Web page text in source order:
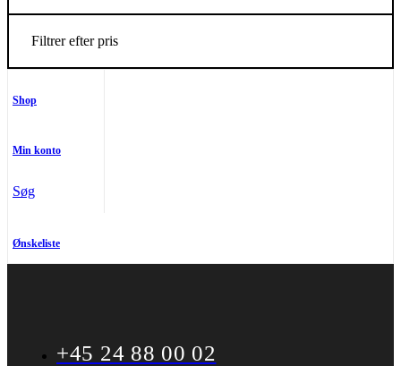
Filtrer efter pris
Shop
Min konto
Søg
Ønskeliste
+45 24 88 00 02